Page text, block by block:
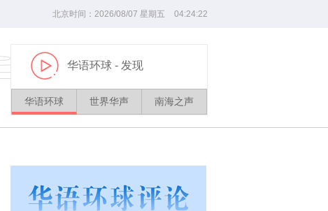
北京时间： 2026/08/07 星期五 04:24:22
播
放
华语环球 - 发现
华语环球 世界华声 南海之声